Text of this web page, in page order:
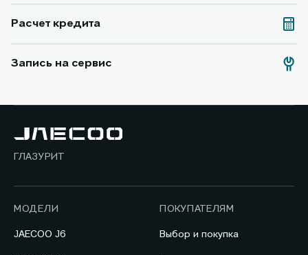
Расчет кредита
Запись на сервис
ГЛАЗУРИТ
МОДЕЛИ
JAECOO J6
ПОКУПАТЕЛЯМ
Выбор и покупка